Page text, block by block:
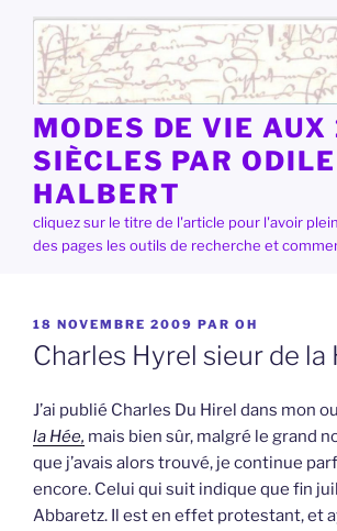
contenu
principal
MODES DE VIE AUX
SIÈCLES PAR ODILE
HALBERT
cliquez sur le titre de l'article pour l'avoir
des pages les outils de recherche et
PUBLIÉ
LE
18 NOVEMBRE 2009 PAR OH
Charles Hyrel sieur de la
J’ai publié Charles Du Hirel dans mon
la Hée, mais bien sûr, malgré le grand
que j’avais alors trouvé, je continue
encore. Celui qui suit indique que fin
Abbaretz. Il est en effet protestant, et